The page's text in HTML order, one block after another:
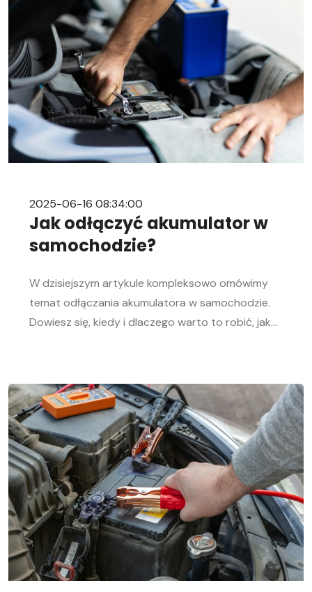
2025-06-16 08:34:00
Jak odłączyć akumulator w
samochodzie?
W dzisiejszym artykule kompleksowo omówimy
temat odłączania akumulatora w samochodzie.
Dowiesz się, kiedy i dlaczego warto to robić, jak
pomoże Ci sprawnie przeprowadzić tę czynność,
niezależnie od Twojego doświadczenia w
mechanice samochodowej. Objawy
rozładowanego akumulatora Rozładowanie
akumulatora w aucie to problem, którego żaden
kierowca […]